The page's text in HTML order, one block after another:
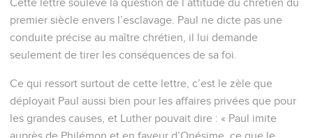
Cette lettre soulève la question de l’attitude du chrétien du
premier siècle envers l’esclavage. Paul ne dicte pas une
conduite précise au maître chrétien, il lui demande
seulement de tirer les conséquences de sa foi.
Ce qui ressort surtout de cette lettre, c’est le zèle que
déployait Paul aussi bien pour les affaires privées que pour
les grandes causes, et Luther pouvait dire : « Paul imite
auprès de Philémon et en faveur d’Onésime, ce que le